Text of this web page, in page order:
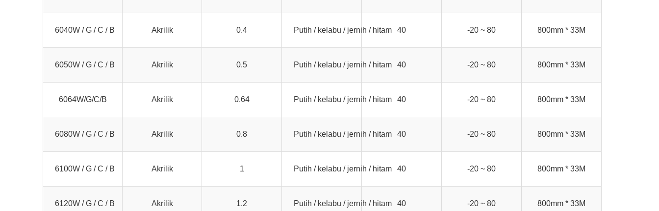
6040W / G / C / B Akrilik 0.4 Putih / kelabu / jernih / hitam 40 -20 ~ 80 800mm * 33M
6050W / G / C / B Akrilik 0.5 Putih / kelabu / jernih / hitam 40 -20 ~ 80 800mm * 33M
6064W/G/C/B Akrilik 0.64 Putih / kelabu / jernih / hitam 40 -20 ~ 80 800mm * 33M
6080W / G / C / B Akrilik 0.8 Putih / kelabu / jernih / hitam 40 -20 ~ 80 800mm * 33M
6100W / G / C / B Akrilik 1 Putih / kelabu / jernih / hitam 40 -20 ~ 80 800mm * 33M
6120W / G / C / B Akrilik 1.2 Putih / kelabu / jernih / hitam 40 -20 ~ 80 800mm * 33M